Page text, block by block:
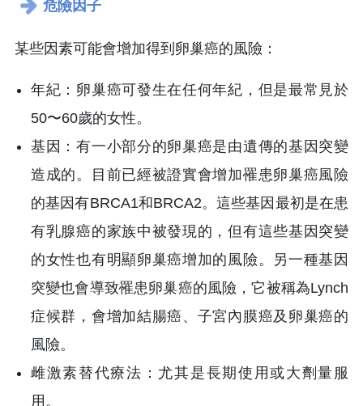
危險因子
某些因素可能會增加得到卵巢癌的風險 ：
年紀 ： 卵巢癌可發生在任何年紀，但是最常見於
50〜60歲的女性。
基因 ：有一小部分的卵巢癌是由遺傳的基因突變
造成的。目前已經被證實會增加罹患卵巢癌風險
的基因有BRCA1和BRCA2。這些基因最初是在患
有乳腺癌的家族中被發現的，但有這些基因突變
的女性也有明顯卵巢癌增加的風險。另一種基因
突變也會導致罹患卵巢癌的風險，它被稱為Lynch
症候群，會增加結腸癌、子宮內膜癌及卵巢癌的
風險。
雌激素替代療法 ： 尤其是長期使用或大劑量服
用。